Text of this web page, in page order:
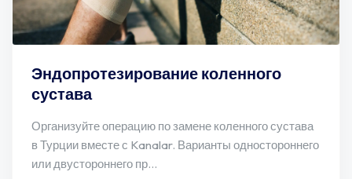
Эндопротезирование коленного
сустава
Организуйте операцию по замене коленного сустава
в Турции вместе с Kanalar. Варианты одностороннего
или двустороннего пр...